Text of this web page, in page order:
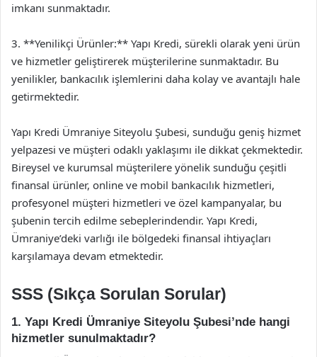
imkanı sunmaktadır.
3. **Yenilikçi Ürünler:** Yapı Kredi, sürekli olarak yeni ürün
ve hizmetler geliştirerek müşterilerine sunmaktadır. Bu
yenilikler, bankacılık işlemlerini daha kolay ve avantajlı hale
getirmektedir.
Yapı Kredi Ümraniye Siteyolu Şubesi, sunduğu geniş hizmet
yelpazesi ve müşteri odaklı yaklaşımı ile dikkat çekmektedir.
Bireysel ve kurumsal müşterilere yönelik sunduğu çeşitli
finansal ürünler, online ve mobil bankacılık hizmetleri,
profesyonel müşteri hizmetleri ve özel kampanyalar, bu
şubenin tercih edilme sebeplerindendir. Yapı Kredi,
Ümraniye’deki varlığı ile bölgedeki finansal ihtiyaçları
karşılamaya devam etmektedir.
SSS (Sıkça Sorulan Sorular)
1. Yapı Kredi Ümraniye Siteyolu Şubesi’nde hangi
hizmetler sunulmaktadır?